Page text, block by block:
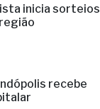
inicia sorteios
recebe